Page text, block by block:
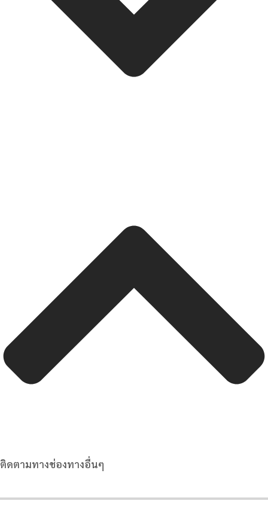
ติดตามทางช่องทางอื่นๆ